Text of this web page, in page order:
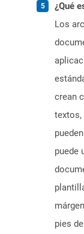
¿Qué
Los
crean
textos,
puede
pies